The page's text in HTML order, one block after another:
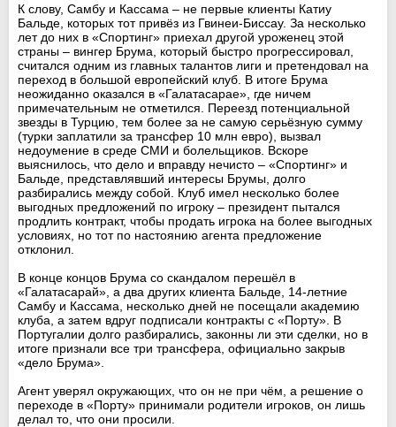
К слову, Самбу и Кассама – не первые клиенты Катиу
Бальде, которых тот привёз из Гвинеи-Биссау. За несколько
лет до них в «Спортинг» приехал другой уроженец этой
страны – вингер Брума, который быстро прогрессировал,
считался одним из главных талантов лиги и претендовал на
переход в большой европейский клуб. В итоге Брума
неожиданно оказался в «Галатасарае», где ничем
примечательным не отметился. Переезд потенциальной
звезды в Турцию, тем более за не самую серьёзную сумму
(турки заплатили за трансфер 10 млн евро), вызвал
недоумение в среде СМИ и болельщиков. Вскоре
выяснилось, что дело и вправду нечисто – «Спортинг» и
Бальде, представлявший интересы Брумы, долго
разбирались между собой. Клуб имел несколько более
выгодных предложений по игроку – президент пытался
продлить контракт, чтобы продать игрока на более выгодных
условиях, но тот по настоянию агента предложение
отклонил.
В конце концов Брума со скандалом перешёл в
«Галатасарай», а два других клиента Бальде, 14-летние
Самбу и Кассама, несколько дней не посещали академию
клуба, а затем вдруг подписали контракты с «Порту». В
Португалии долго разбирались, законны ли эти сделки, но в
итоге признали все три трансфера, официально закрыв
«дело Брума».
Агент уверял окружающих, что он не при чём, а решение о
переходе в «Порту» принимали родители игроков, он лишь
делал то, что они просили.